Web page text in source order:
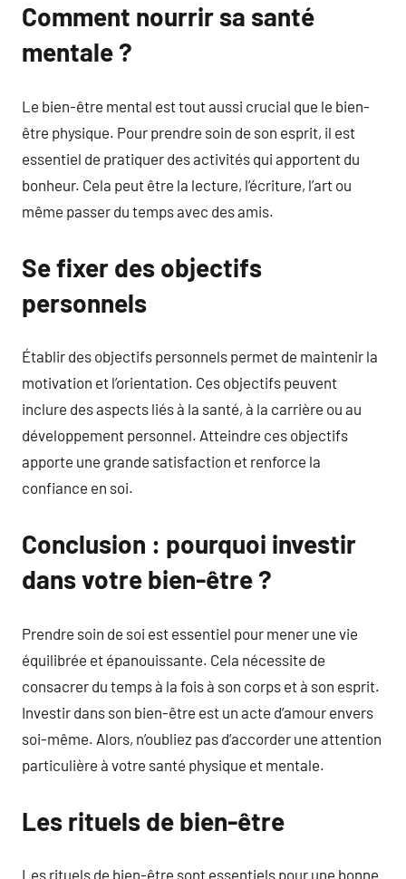
Comment nourrir sa santé
mentale ?
Le bien-être mental est tout aussi crucial que le bien-
être physique. Pour prendre soin de son esprit, il est
essentiel de pratiquer des activités qui apportent du
bonheur. Cela peut être la lecture, l’écriture, l’art ou
même passer du temps avec des amis.
Se fixer des objectifs
personnels
Établir des objectifs personnels permet de maintenir la
motivation et l’orientation. Ces objectifs peuvent
inclure des aspects liés à la santé, à la carrière ou au
développement personnel. Atteindre ces objectifs
apporte une grande satisfaction et renforce la
confiance en soi.
Conclusion : pourquoi investir
dans votre bien-être ?
Prendre soin de soi est essentiel pour mener une vie
équilibrée et épanouissante. Cela nécessite de
consacrer du temps à la fois à son corps et à son esprit.
Investir dans son bien-être est un acte d’amour envers
soi-même. Alors, n’oubliez pas d’accorder une attention
particulière à votre santé physique et mentale.
Les rituels de bien-être
Les rituels de bien-être sont essentiels pour une bonne